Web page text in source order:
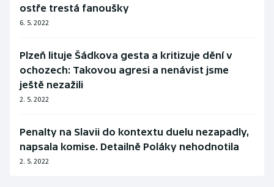
ostře trestá fanoušky
6. 5. 2022
Plzeň lituje Šádkova gesta a kritizuje dění v
ochozech: Takovou agresi a nenávist jsme
ještě nezažili
2. 5. 2022
Penalty na Slavii do kontextu duelu nezapadly,
napsala komise. Detailně Poláky nehodnotila
2. 5. 2022